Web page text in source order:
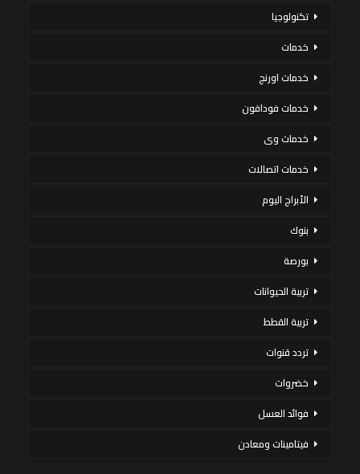
تكنولوجيا
خدمات
خدمات اورنج
خدمات فودافون
خدمات وى
خدمات اتصالات
الأبراج اليوم
بنوك
بورصة
تربية الحيوانات
تربية القطط
تردد قنوات
خضروات
فوائد العسل
فيتامينات ومعادن